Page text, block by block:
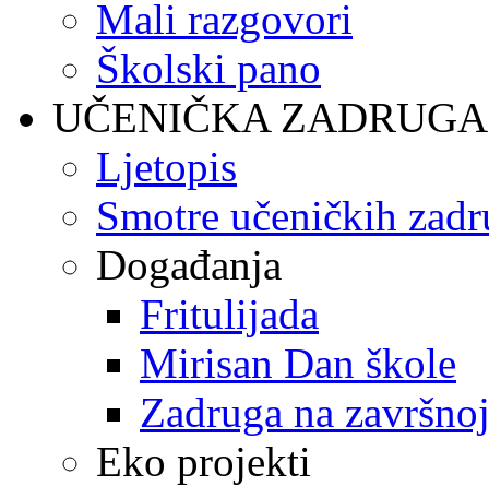
Mali razgovori
Školski pano
UČENIČKA ZADRUGA
Ljetopis
Smotre učeničkih
Događanja
Fritulijada
Mirisan Dan škole
Zadruga na
Eko projekti